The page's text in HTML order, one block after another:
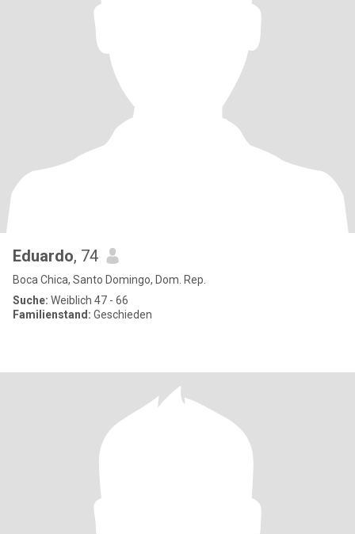
Eduardo, 74
Boca Chica, Santo Domingo, Dom. Rep.
Suche: Weiblich 47 - 66
Familienstand: Geschieden